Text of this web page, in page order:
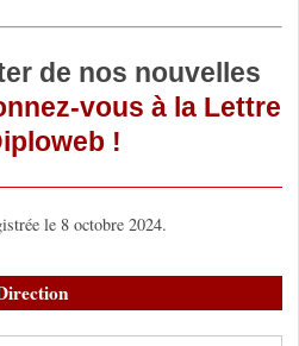
de nos nouvelles
vous à la Lettre
!
le 8 octobre 2024.